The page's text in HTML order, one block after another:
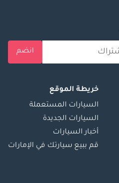
انضم
خريطة الموقع
السيارات المستعملة
السيارات الجديدة
أخبار السيارات
قم ببيع سيارتك في الإمارات